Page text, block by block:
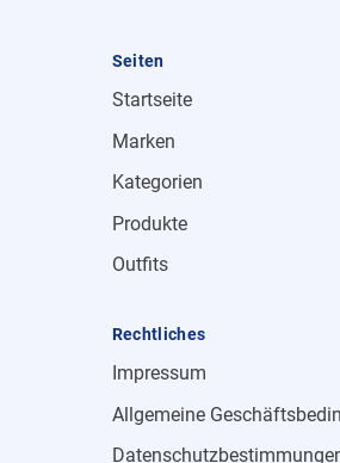
Seiten
Startseite
Marken
Kategorien
Produkte
Outfits
Rechtliches
Impressum
Allgemeine